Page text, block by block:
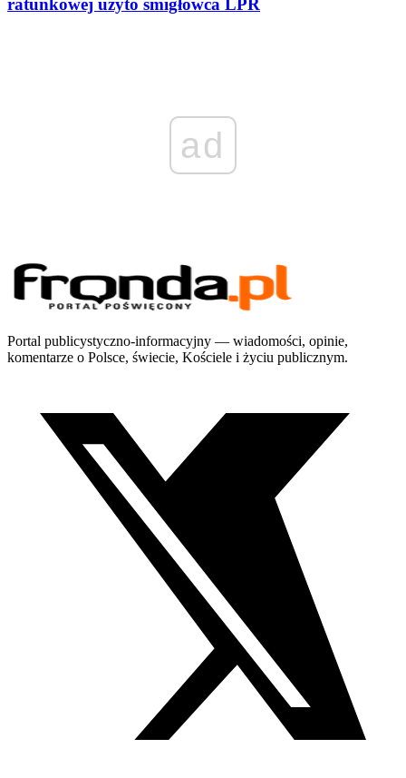
ratunkowej użyto śmigłowca LPR
ad
Portal publicystyczno-informacyjny — wiadomości, opinie,
komentarze o Polsce, świecie, Kościele i życiu publicznym.